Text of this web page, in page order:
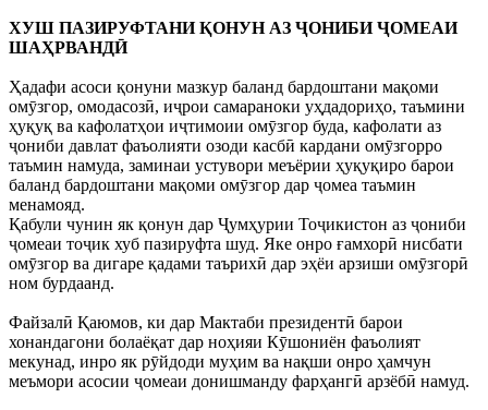
ХУШ ПАЗИРУФТАНИ ҚОНУН АЗ ҶОНИБИ ҶОМЕАИ
ШАҲРВАНДӢ
Ҳадафи асоси қонуни мазкур баланд бардоштани мақоми
омӯзгор, омодасозӣ, иҷрои самараноки уҳдадориҳо, таъмини
ҳуқуқ ва кафолатҳои иҷтимоии омӯзгор буда, кафолати аз
ҷониби давлат фаъолияти озоди касбӣ кардани омӯзгорро
таъмин намуда, заминаи устувори меъёрии ҳуқуқиро барои
баланд бардоштани мақоми омӯзгор дар ҷомеа таъмин
менамояд.
Қабули чунин як қонун дар Ҷумҳурии Тоҷикистон аз ҷониби
ҷомеаи тоҷик хуб пазируфта шуд. Яке онро ғамхорӣ нисбати
омӯзгор ва дигаре қадами таърихӣ дар эҳёи арзиши омӯзгорӣ
ном бурдаанд.
Файзалӣ Қаюмов, ки дар Мактаби президентӣ барои
хонандагони болаёқат дар ноҳияи Кӯшониён фаъолият
мекунад, инро як рӯйдоди муҳим ва нақши онро ҳамчун
меъмори асосии ҷомеаи донишманду фарҳангӣ арзёбӣ намуд.